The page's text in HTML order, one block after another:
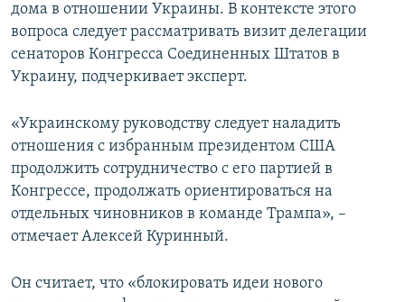
дома в отношении Украины. В контексте этого
вопроса следует рассматривать визит делегации
сенаторов Конгресса Соединенных Штатов в
Украину, подчеркивает эксперт.
«Украинскому руководству следует наладить
отношения с избранным президентом США
продолжить сотрудничество с его партией в
Конгрессе, продолжать ориентироваться на
отдельных чиновников в команде Трампа», –
отмечает Алексей Куринный.
Он считает, что «блокировать идеи нового